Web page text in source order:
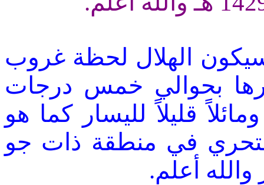
الهلال لحظة غروب
بحوالي خمس درجات
قليلاً لليسار كما هو
في منطقة ذات جو
أعلم.